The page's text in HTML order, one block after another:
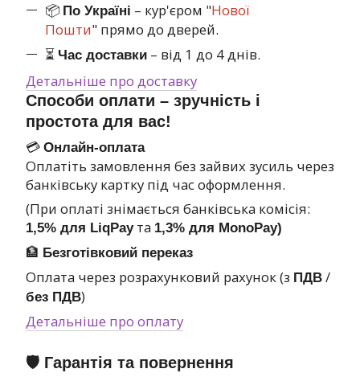
📦 По Україні – кур'єром "Нової
Пошти" прямо до дверей.
⏳ Час доставки – від 1 до 4 днів.
Детальніше про доставку
Способи оплати – зручність і
простота для вас!
💳 Онлайн-оплата
Оплатіть замовлення без зайвих зусиль через
банківську картку під час оформлення.
(При оплаті знімається банківська комісія:
1,5% для LiqPayта 1,3% для MonoPay)
🏦 Безготівковий переказ
Оплата через розрахунковий рахунок (з ПДВ /
без ПДВ)
Детальніше про оплату
🛡 Гарантія та повернення